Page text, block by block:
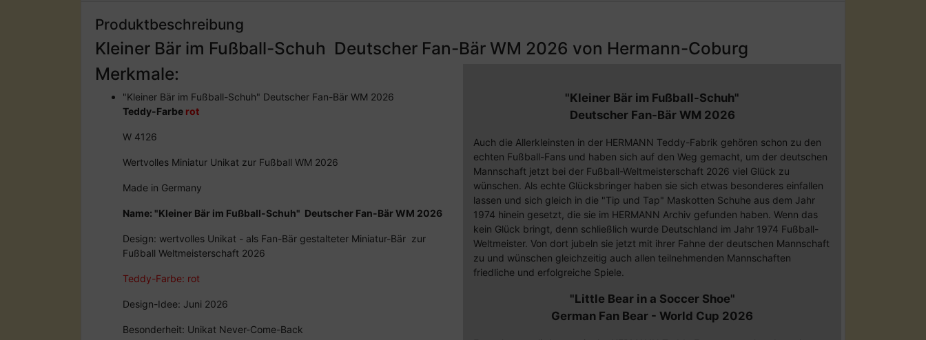
Produktbeschreibung
Kleiner Bär im Fußball-Schuh Deutscher Fan-Bär WM 2026 von Hermann-Coburg
Merkmale:
"Kleiner Bär im Fußball-Schuh" Deutscher Fan-Bär WM 2026
Teddy-Farbe rot
W 4126
Wertvolles Miniatur Unikat zur Fußball WM 2026
Made in Germany
Name: "Kleiner Bär im Fußball-Schuh" Deutscher Fan-Bär WM 2026
Design: wertvolles Unikat - als Fan-Bär gestalteter Miniatur-Bär zur
Fußball Weltmeisterschaft 2026
Teddy-Farbe: rot
Design-Idee: Juni 2026
Besonderheit: Unikat Never-Come-Back
"Kleiner Bär im Fußball-Schuh"
Deutscher Fan-Bär WM 2026
Auch die Allerkleinsten in der HERMANN Teddy-Fabrik gehören schon zu den
echten Fußball-Fans und haben sich auf den Weg gemacht, um der deutschen
Mannschaft jetzt bei der Fußball-Weltmeisterschaft 2026 viel Glück zu
wünschen. Als echte Glücksbringer haben sie sich etwas besonderes einfallen
lassen und sich gleich in die "Tip und Tap" Maskotten Schuhe aus dem Jahr
1974 hinein gesetzt, die sie im HERMANN Archiv gefunden haben. Wenn das
kein Glück bringt, denn schließlich wurde Deutschland im Jahr 1974 Fußball-
Weltmeister. Von dort jubeln sie jetzt mit ihrer Fahne der deutschen Mannschaft
zu und wünschen gleichzeitig auch allen teilnehmenden Mannschaften
friedliche und erfolgreiche Spiele.
"Little Bear in a Soccer Shoe"
German Fan Bear - World Cup 2026